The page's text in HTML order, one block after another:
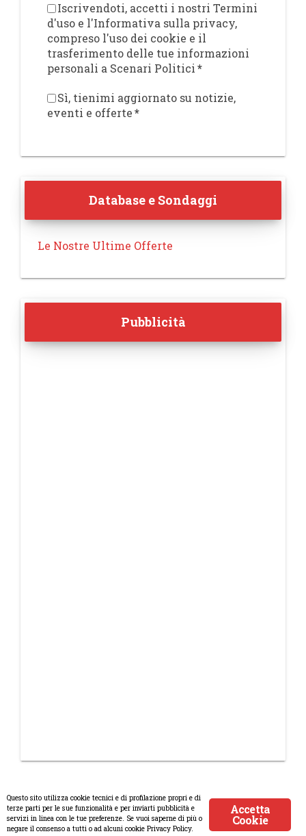
Iscrivendoti, accetti i nostri Termini
d'uso e l'Informativa sulla privacy,
compreso l'uso dei cookie e il
trasferimento delle tue informazioni
personali a Scenari Politici*
Sì, tienimi aggiornato su notizie,
eventi e offerte*
Database e Sondaggi
Le Nostre Ultime Offerte
Pubblicità
© Copyright 2008-2017 Scenaripolitici.com - Tutti i diritti riservati.
Accetta
Cookie
Questo sito utilizza cookie tecnici e di profilazione propri e di
terze parti per le sue funzionalità e per inviarti pubblicità e
servizi in linea con le tue preferenze. Se vuoi saperne di più o
negare il consenso a tutti o ad alcuni cookie Privacy Policy.